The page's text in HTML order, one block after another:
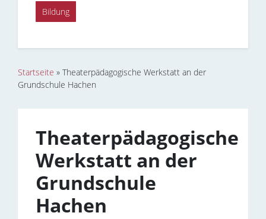
Bildung
Startseite » Theaterpädagogische Werkstatt an der
Grundschule Hachen
Theaterpädagogische
Werkstatt an der
Grundschule
Hachen